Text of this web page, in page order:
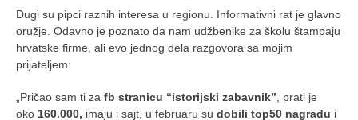
Dugi su pipci raznih interesa u regionu. Informativni rat je glavno
oružje. Odavno je poznato da nam udžbenike za školu štampaju
hrvatske firme, ali evo jednog dela razgovora sa mojim
prijateljem:
„Pričao sam ti za fb stranicu “istorijski zabavnik” , prati je
oko 160.000, imaju i sajt, u februaru su dobili top50 nagradu i